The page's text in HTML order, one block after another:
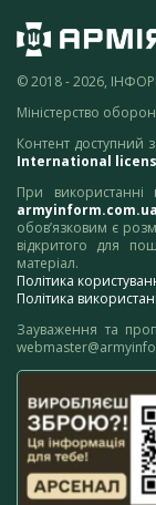
© 2018 - 2026,
Міністерство
Контент доступний
International
При
armyinform.com.ua
обов’язковим є
відкритого для
матеріал.
Політика
Політика
Зауваження та